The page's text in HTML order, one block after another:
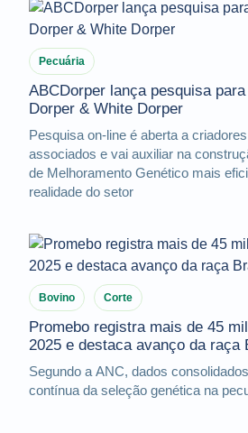
Pecuária
ABCDorper lança pesquisa
Dorper & White Dorper
Pesquisa on-line é aberta a
associados e vai auxiliar na
de Melhoramento Genético mais
realidade do setor
Bovino Corte
Promebo registra mais de 45
2025 e destaca avanço da raça
Segundo a ANC, dados
contínua da seleção genética na